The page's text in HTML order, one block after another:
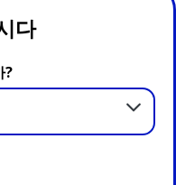
다
?